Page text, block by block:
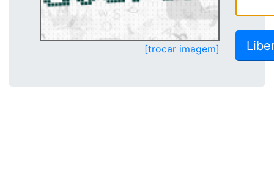
[trocar imagem]